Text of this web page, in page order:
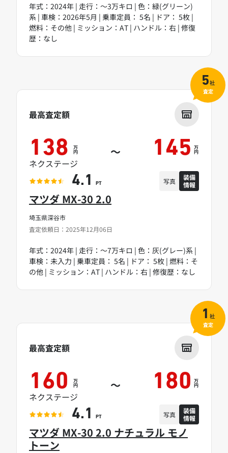
年式：2024年 | 走行：～3万キロ | 色：緑(グリーン)
系 | 車検：2026年5月 | 乗車定員： 5名 | ドア： 5枚 |
燃料：その他 | ミッション：AT | ハンドル：右 | 修復
歴：なし
埼玉県深谷市
査定依頼日：2025年12月06日
マツダ MX-30 2.0
年式：2024年 | 走行：～7万キロ | 色：灰(グレー)系 |
車検：未入力 | 乗車定員： 5名 | ドア： 5枚 | 燃料：そ
の他 | ミッション：AT | ハンドル：右 | 修復歴：なし
最高査定額
138 万
円 ～ 145 万
円
ネクステージ
4.1 PT 写真
装備
情報
5社
査定
マツダ MX-30 2.0 ナチュラル モノ
トーン
最高査定額
160 万
円 ～ 180 万
円
ネクステージ
4.1 PT 写真
装備
情報
1 社
査定